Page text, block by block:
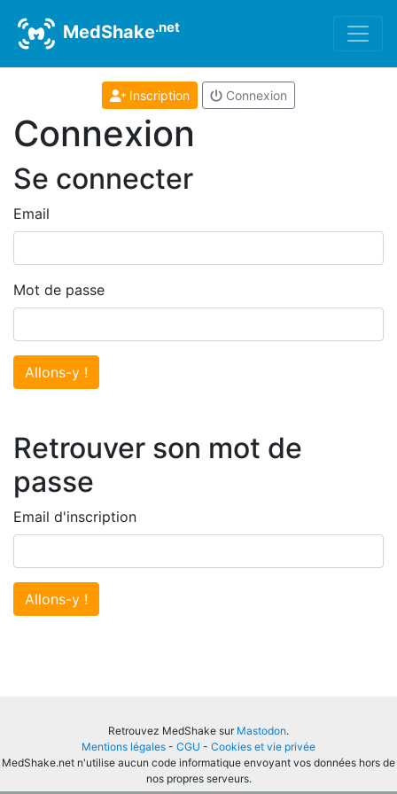
MedShake.net
Inscription Connexion
Connexion
Se connecter
Email
Mot de passe
Allons-y !
Retrouver son mot de
passe
Email d'inscription
Allons-y !
Retrouvez MedShake sur Mastodon.
Mentions légales - CGU - Cookies et vie privée
MedShake.net n'utilise aucun code informatique envoyant vos données hors de
nos propres serveurs.